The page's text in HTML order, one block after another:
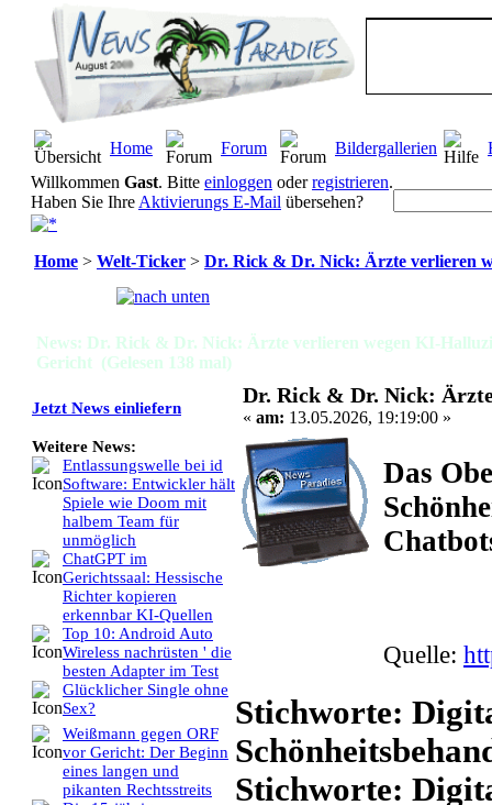
Home Forum Bildergallerien
Willkommen Gast. Bitte einloggen oderregistrieren.
Haben Sie Ihre Aktivierungs E-Mail übersehen?
Home > Welt-Ticker > Dr. Rick & Dr. Nick: Ärzte verlieren
News: Dr. Rick & Dr. Nick: Ärzte verlieren wegen KI-
Gericht (Gelesen 138 mal)
Jetzt News einliefern
Weitere News:
Entlassungswelle bei id
Software: Entwickler hält
Spiele wie Doom mit
halbem Team für
unmöglich
ChatGPT im
Gerichtssaal: Hessische
Richter kopieren
erkennbar KI-Quellen
Top 10: Android Auto
Wireless nachrüsten ' die
besten Adapter im Test
Glücklicher Single ohne
Sex?
Weißmann gegen ORF
vor Gericht: Der Beginn
eines langen und
pikanten Rechtsstreits
Dr. Rick & Dr. Nick:
« am: 13.05.2026, 19:19:00 »
Das
Quelle:
Stichworte:
Stichworte: